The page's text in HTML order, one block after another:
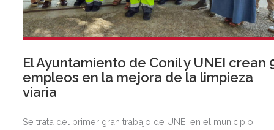
El Ayuntamiento de Conil y UNEI crean
empleos en la mejora de la limpieza
viaria
Se trata del primer gran trabajo de UNEI en el municipio